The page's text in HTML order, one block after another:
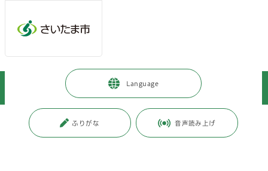
Language
ふりがな 音声読み上げ
施設を探す・予約する > 保健・医療施設
ページ番号：J001930